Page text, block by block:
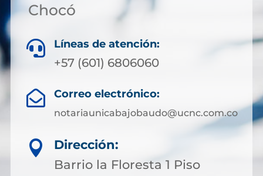
Chocó
 Líneas de atención:
+57 (601) 6806060
 Correo electrónico:
notariaunicabajobaudo@ucnc.com.co

Dirección:
Barrio la Floresta 1 Piso